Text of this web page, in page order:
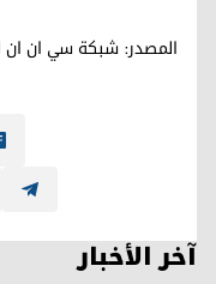
المصدر: شبکة سي ان ان
آخر الأخبار